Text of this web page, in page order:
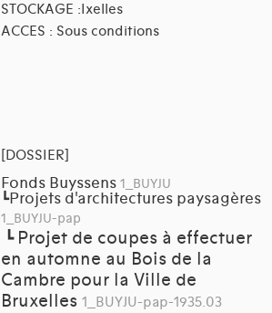
STOCKAGE :Ixelles
ACCES : Sous conditions
[DOSSIER]
Fonds Buyssens 1_BUYJU
┗Projets d'architectures paysagères
1_BUYJU-pap
┗ Projet de coupes à effectuer
en automne au Bois de la
Cambre pour la Ville de
Bruxelles 1_BUYJU-pap-1935.03